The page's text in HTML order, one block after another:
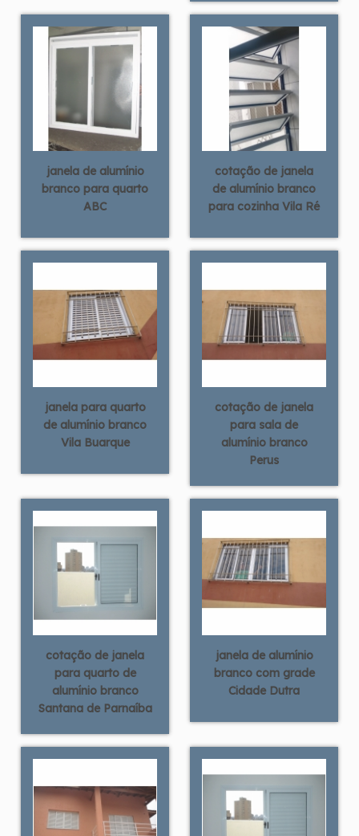
janela de alumínio
branco para quarto
ABC
cotação de janela
de alumínio branco
para cozinha Vila Ré
janela para quarto
de alumínio branco
Vila Buarque
cotação de janela
para sala de
alumínio branco
Perus
cotação de janela
para quarto de
alumínio branco
Santana de Parnaíba
janela de alumínio
branco com grade
Cidade Dutra